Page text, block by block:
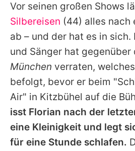
Alle Themen auf
Jobs
App
Team
Redaktionelle
Impressum
Vor seinen großen Shows
Silbereisen (44) alles nach
ab – und der hat es in
und Sänger hat
München verraten,
befolgt, bevor er beim
Air" in Kitzbühel auf die
isst Florian nach der
eine Kleinigkeit und legt
für eine Stunde schlafen.